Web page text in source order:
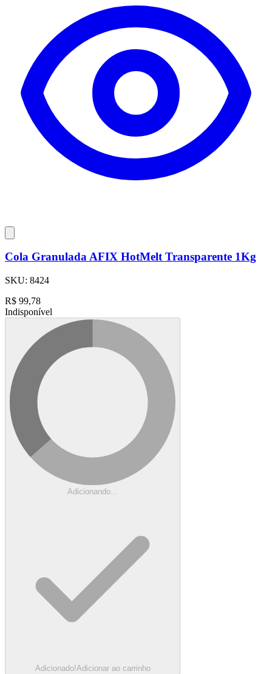
Cola Granulada AFIX HotMelt Transparente 1Kg
SKU: 8424
R$ 99,78
Indisponível
Adicionando...
Adicionado!Adicionar ao carrinho